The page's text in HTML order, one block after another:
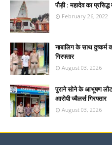
पौड़ी : महादेव का
February 26, 2022
नाबालिग के साथ
गिरफ्तार
August 03, 2026
पुराने सोने के आभूषण
आरोपी ज्वैलर्स गिरफ्तार
August 03, 2026